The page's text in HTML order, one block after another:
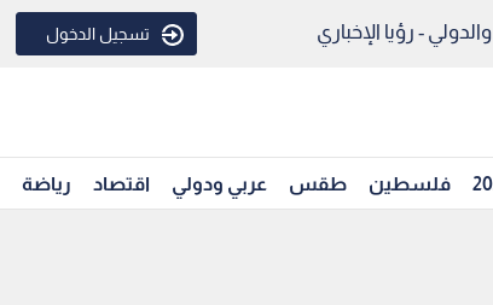
- رؤيا الإخباري تسجيل الدخول
فلسطين طقس عربي ودولي اقتصاد رياضة